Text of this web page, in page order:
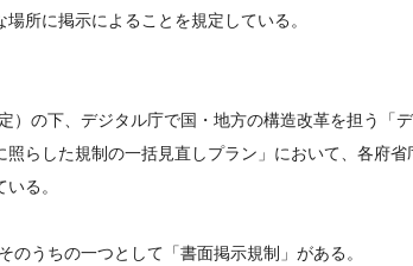
所に掲示によることを規定している。
）の下、デジタル庁で国・地方の構造改革を担う「
らした規制の一括見直しプラン」において、各府省
る。
うちの一つとして「書面掲示規制」がある。